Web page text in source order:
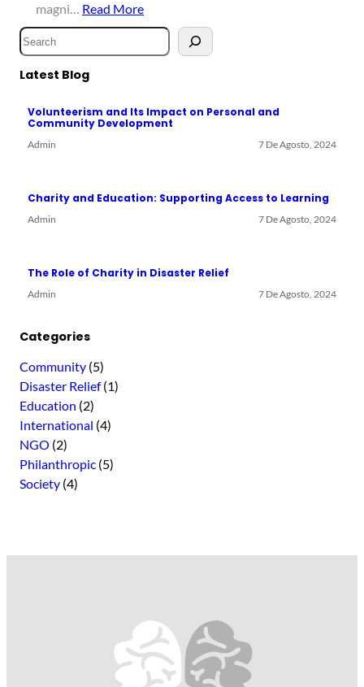
magni… Read More
S
e
a
Latest Blog
Volunteerism and Its Impact on Personal and
Community Development
Admin 7 De Agosto, 2024
Charity and Education: Supporting Access to Learning
Admin 7 De Agosto, 2024
The Role of Charity in Disaster Relief
Admin 7 De Agosto, 2024
Categories
Community (5)
Disaster Relief(1)
Education (2)
International (4)
NGO (2)
Philanthropic (5)
Society (4)